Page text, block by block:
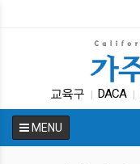
교육구 DACA
인터뷰
MENU